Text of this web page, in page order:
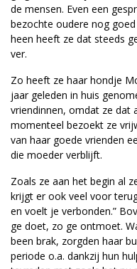
de mensen. Even een
bezochte oudere nog
heen heeft ze dat steeds
ver.
Zo heeft ze haar hondje
jaar geleden in huis
vriendinnen, omdat ze dat
momenteel bezoekt ze
van haar goede vrienden
die moeder verblijft.
Zoals ze aan het begin al
krijgt er ook veel voor
en voelt je verbonden.”
ge doet, zo ge ontmoet.
been brak, zorgden haar
periode o.a. dankzij hun